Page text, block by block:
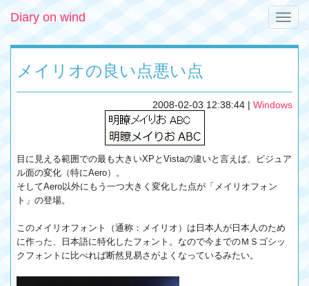
Toggle
Diary on wind
メイリオの良い点悪い点
2008-02-03 12:38:44 | Windows
目に見える範囲での最も大きいXPとVistaの違いと言えば、ビジュア
ル面の変化（特にAero）。
そしてAero以外にもう一つ大きく変化した点が「メイリオフォン
ト」の登場。
このメイリオフォント（通称：メイリオ）は日本人が日本人のため
に作った、日本語に特化したフォント。なので今までのＭＳゴシッ
クフォントに比べれば断然見易さがよくなっているみたい。